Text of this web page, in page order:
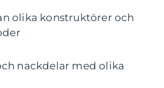
olika konstruktörer och
nackdelar med olika